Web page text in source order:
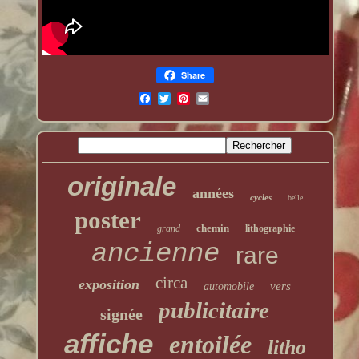
Share
originale années cycles belle
poster grand chemin lithographie
ancienne rare
exposition circa automobile vers
signée publicitaire
affiche entoilée litho